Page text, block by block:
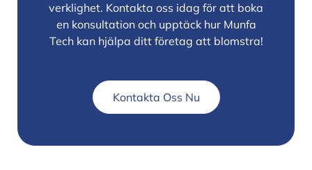
verklighet. Kontakta oss idag för att boka
en konsultation och upptäck hur Munfa
Tech kan hjälpa ditt företag att blomstra!
Kontakta Oss Nu